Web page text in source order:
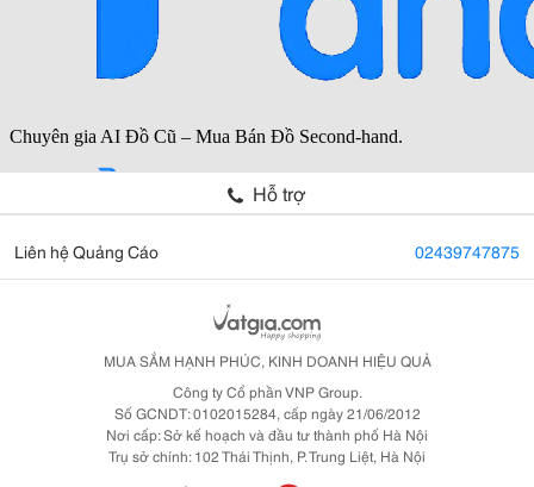
Hỗ trợ
Liên hệ Quảng Cáo 02439747875
MUA SẮM HẠNH PHÚC, KINH DOANH HIỆU QUẢ
Công ty Cổ phần VNP Group.
Số GCNDT: 0102015284, cấp ngày 21/06/2012
Nơi cấp: Sở kế hoạch và đầu tư thành phố Hà Nội
Trụ sở chính: 102 Thái Thịnh, P. Trung Liệt, Hà Nội